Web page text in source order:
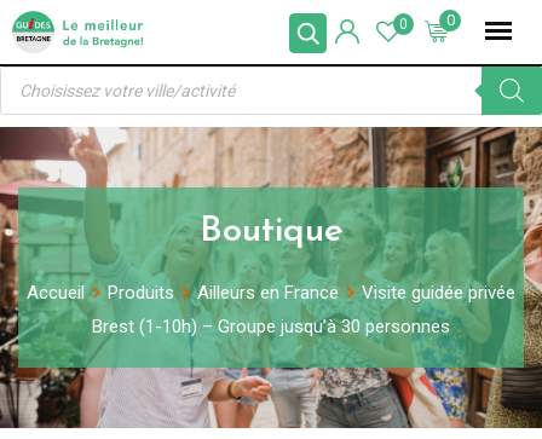
Skip
content
0
0
Recherche
produits
Boutique
Accueil Produits Ailleurs en France
Visite guidée privée
Brest (1-10h) – Groupe jusqu’à 30 personnes